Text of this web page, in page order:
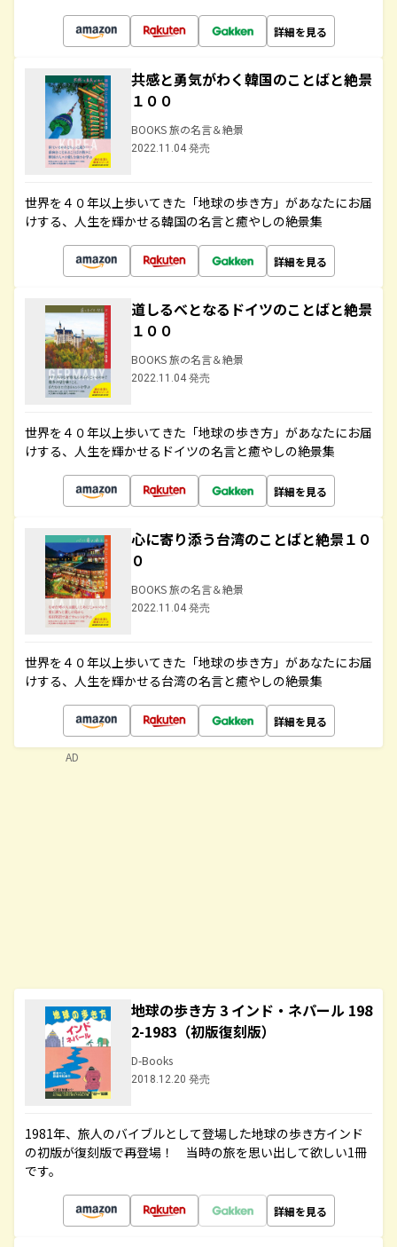
詳細を見る
共感と勇気がわく韓国のことばと絶景
１００
BOOKS 旅の名言＆絶景
2022.11.04 発売
世界を４０年以上歩いてきた「地球の歩き方」があなたにお届
けする、人生を輝かせる韓国の名言と癒やしの絶景集
詳細を見る
道しるべとなるドイツのことばと絶景
１００
BOOKS 旅の名言＆絶景
2022.11.04 発売
世界を４０年以上歩いてきた「地球の歩き方」があなたにお届
けする、人生を輝かせるドイツの名言と癒やしの絶景集
詳細を見る
心に寄り添う台湾のことばと絶景１０
０
BOOKS 旅の名言＆絶景
2022.11.04 発売
世界を４０年以上歩いてきた「地球の歩き方」があなたにお届
けする、人生を輝かせる台湾の名言と癒やしの絶景集
詳細を見る
地球の歩き方 3 インド・ネパール 198
2-1983（初版復刻版）
D-Books
2018.12.20 発売
1981年、旅人のバイブルとして登場した地球の歩き方インド
の初版が復刻版で再登場！ 当時の旅を思い出して欲しい1冊
です。
詳細を見る
AD